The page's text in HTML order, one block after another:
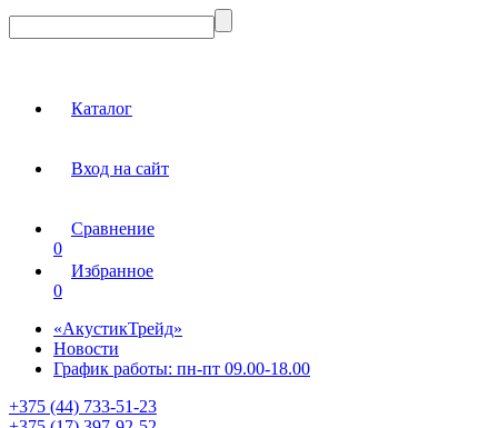
Каталог
Вход на сайт
Сравнение
0
Избранное
0
«АкустикТрейд»
Новости
График работы: пн-пт 09.00-18.00
+375 (44) 733-51-23